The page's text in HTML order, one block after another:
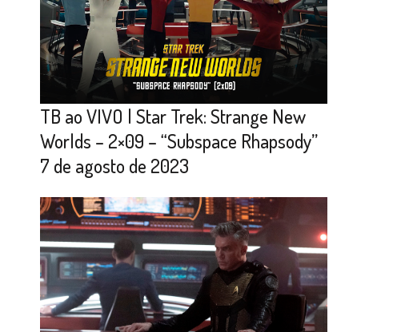
TB ao VIVO | Star Trek: Strange New
Worlds – 2×09 – “Subspace Rhapsody”
7 de agosto de 2023